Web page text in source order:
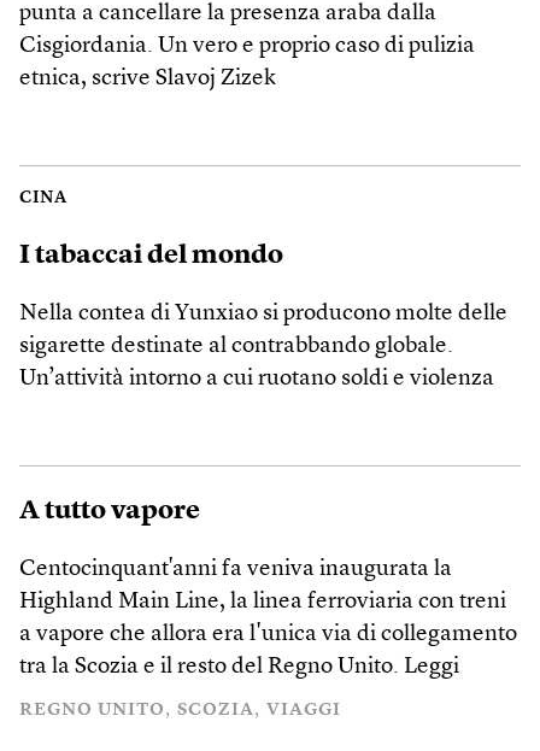
punta a cancellare la presenza araba dalla
Cisgiordania. Un vero e proprio caso di pulizia
etnica, scrive Slavoj Zizek
CINA
I tabaccai del mondo
Nella contea di Yunxiao si producono molte delle
sigarette destinate al contrabbando globale.
Un’attività intorno a cui ruotano soldi e violenza
A tutto vapore
Centocinquant'anni fa veniva inaugurata la
Highland Main Line, la linea ferroviaria con treni
a vapore che allora era l'unica via di collegamento
tra la Scozia e il resto del Regno Unito. Leggi
REGNO UNITO SCOZIA VIAGGI